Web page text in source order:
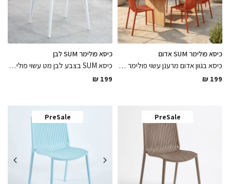
כיסא פולימר SUM אדום
כיסא בגוון אדום מרענן עשוי פולימר בגימורים מושלמים עמיד לתנאי מזג אוויר לחוץ ופנים ונח במיוחד, הכיסא שיכניס קצת צבע לבחוץ
₪ 199
כיסא פולימר SUM לבן
כיסא SUM בצבע לבן מט עשוי פולימר נערם ומתאים לתנאי חוץ ופנים בגימורים מושלמים נח במיוחד ורחיץ, הכיסא שירענן את המרפסת / גינה
₪ 199
PreSale
PreSale